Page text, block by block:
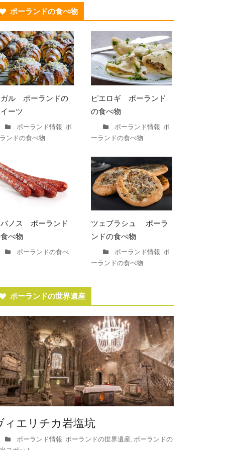
ポーランドの食べ物
ル ポーランドの
ーツ
ポーランド情報 ポ
ンドの食べ物
ピエロギ ポーランド
の食べ物
ポーランド情報 ポ
ーランドの食べ物
ノス ポーランド
べ物
ポーランドの食べ
ツェブラシュ ポーラ
ンドの食べ物
ポーランド情報,ポ
ーランドの食べ物
ポーランドの世界遺産
ィエリチカ岩塩坑
ポーランド情報, ポーランドの世界遺産, ポーランドの